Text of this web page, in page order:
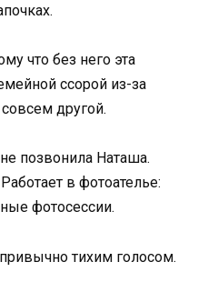
что без него эта
ссорой из-за
другой.
позвонила Наташа.
в фотоателье:
фотосессии.
тихим голосом.